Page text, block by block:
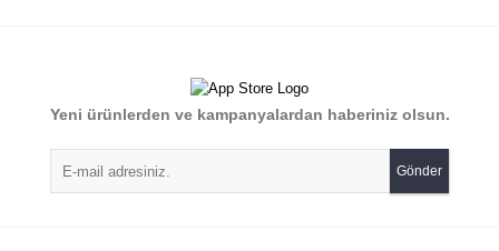
Yeni ürünlerden ve kampanyalardan haberiniz olsun.
Gönder